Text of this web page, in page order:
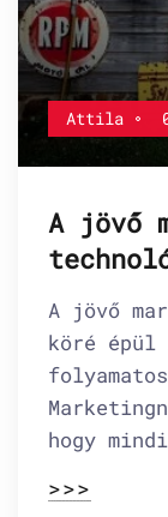
Attila
A jövő
A jövő
köré épül
hogy
>>>